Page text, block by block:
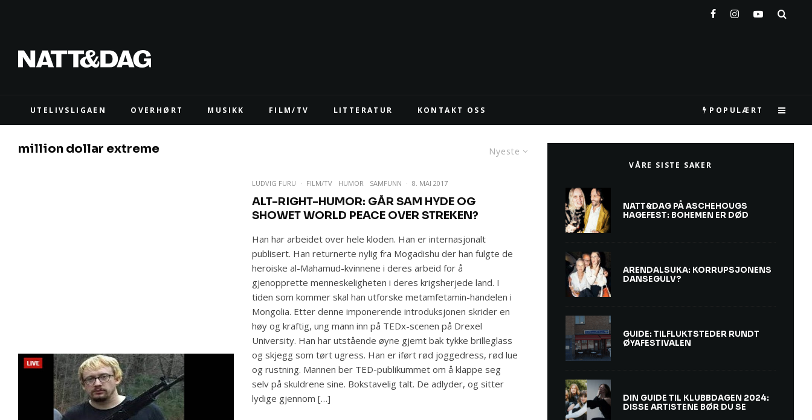
UTELIVSLIGAEN OVERHØRT MUSIKK FILM/TV LITTERATUR KONTAKT OSS POPULÆRT
Nyeste
million dollar extreme
LUDVIG FURU · FILM/TV HUMOR SAMFUNN · 8. MAI 2017
ALT-RIGHT-HUMOR: GÅR SAM HYDE OG
SHOWET WORLD PEACE OVER STREKEN?
Han har arbeidet over hele kloden. Han er internasjonalt
publisert. Han returnerte nylig fra Mogadishu der han fulgte de
heroiske al-Mahamud-kvinnene i deres arbeid for å
gjenopprette menneskeligheten i deres krigsherjede land. I
tiden som kommer skal han utforske metamfetamin-handelen i
Mongolia. Etter denne imponerende introduksjonen skrider en
høy og kraftig, ung mann inn på TEDx-scenen på Drexel
University. Han har utstående øyne gjemt bak tykke brilleglass
og skjegg som tørt ugress. Han er iført rød joggedress, rød lue
og rustning. Mannen ber TED-publikummet om å klappe seg
selv på skuldrene sine. Bokstavelig talt. De adlyder, og sitter
lydige gjennom […]
VÅRE SISTE SAKER
NATT&DAG PÅ ASCHEHOUGS
HAGEFEST: BOHEMEN ER DØD
ARENDALSUKA: KORRUPSJONENS
DANSEGULV?
GUIDE: TILFLUKTSTEDER RUNDT
ØYAFESTIVALEN
DIN GUIDE TIL KLUBBDAGEN 2024:
DISSE ARTISTENE BØR DU SE